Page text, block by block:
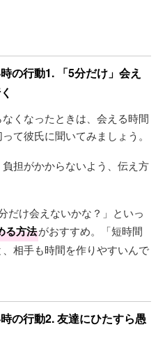
の行動1. 「5分だけ」会え
くなったときは、会える時間
て彼氏に聞いてみましょう。
担がかからないよう、伝え方
だけ会えないかな？」といっ
る方法がおすすめ。「短時間
相手も時間を作りやすいんで
の行動2. 友達にひたすら愚